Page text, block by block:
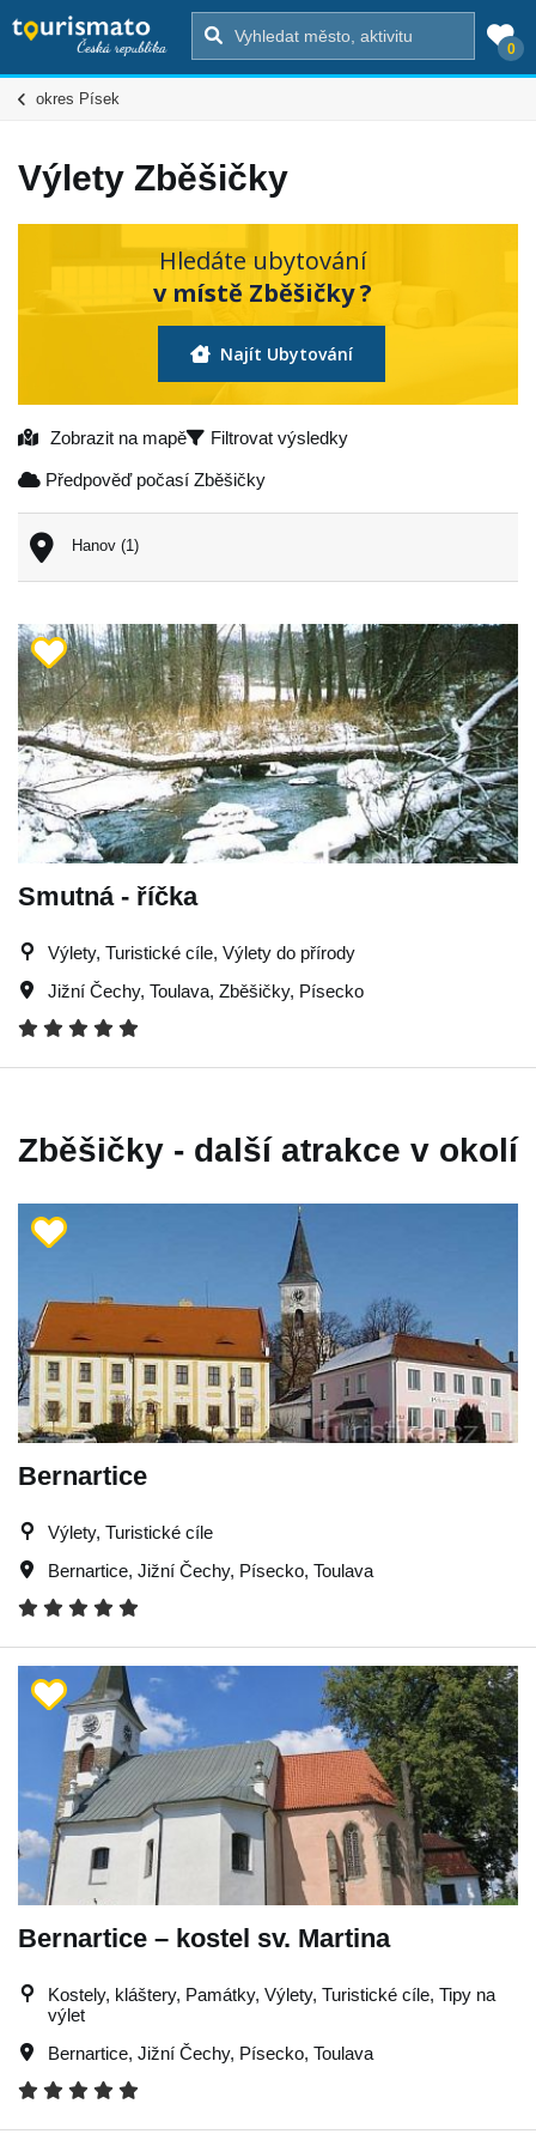
0
okres Písek
Výlety Zběšičky
Hledáte ubytování
v místě Zběšičky ?
Najít Ubytování
Zobrazit na mapě Filtrovat výsledky
Předpověď počasí Zběšičky
Hanov (1)
Smutná - říčka
Výlety, Turistické cíle, Výlety do přírody
Jižní Čechy, Toulava, Zběšičky, Písecko
Zběšičky - další atrakce v okolí
Bernartice
Výlety, Turistické cíle
Bernartice, Jižní Čechy, Písecko, Toulava
Bernartice – kostel sv. Martina
Kostely, kláštery, Památky, Výlety, Turistické cíle, Tipy na
výlet
Bernartice, Jižní Čechy, Písecko, Toulava